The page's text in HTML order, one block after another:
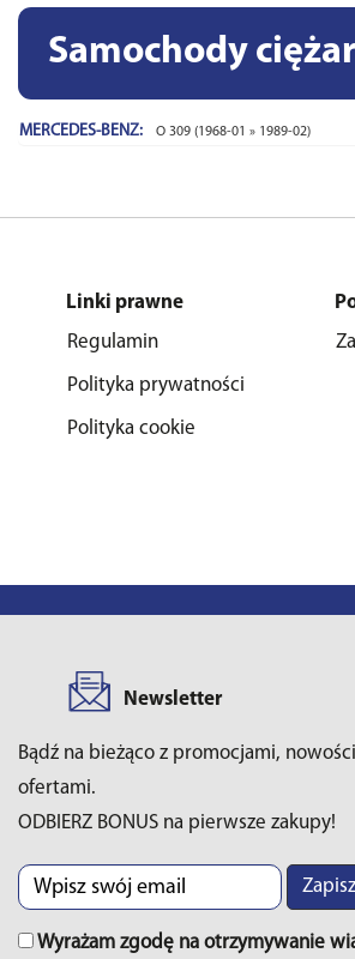
Samochody
MERCEDES-BENZ: O 309 (1968-01 » 1989-02)
Linki prawne
Regulamin
Polityka prywatności
Polityka cookie
Newsletter
Bądź na bieżąco z promocjami,
ofertami.
ODBIERZ BONUS na pierwsze zakupy!
Wyrażam zgodę na otrzymywanie